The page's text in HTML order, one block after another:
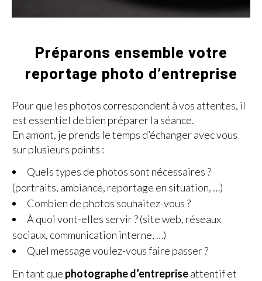
Préparons ensemble votre
reportage photo d’entreprise
Pour que les photos correspondent à vos attentes, il
est essentiel de bien préparer la séance.
En amont, je prends le temps d’échanger avec vous
sur plusieurs points :
Quels types de photos sont nécessaires ?
(portraits, ambiance, reportage en situation, …)
Combien de photos souhaitez-vous ?
À quoi vont-elles servir ? (site web, réseaux
sociaux, communication interne, …)
Quel message voulez-vous faire passer ?
En tant que photographe d’entrepriseattentif et